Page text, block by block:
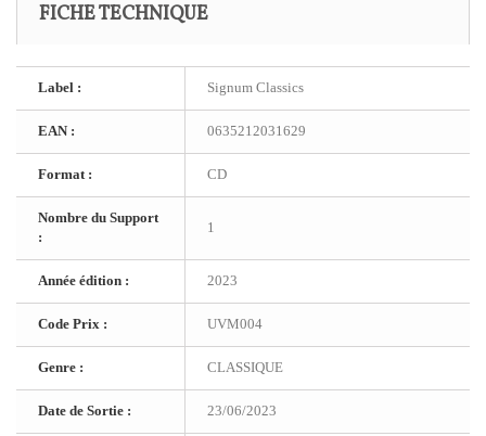
FICHE TECHNIQUE
Label : Signum Classics
EAN : 0635212031629
Format : CD
Nombre du Support
:
1
Année édition : 2023
Code Prix : UVM004
Genre : CLASSIQUE
Date de Sortie : 23/06/2023